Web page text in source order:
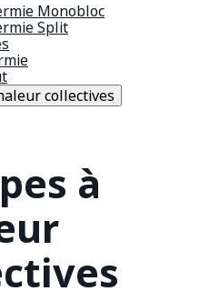
Monobloc
Split
collectives
à